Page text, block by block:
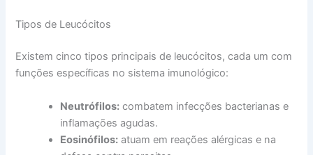
Tipos de Leucócitos
Existem cinco tipos principais de leucócitos, cada um com
funções específicas no sistema imunológico:
Neutrófilos: combatem infecções bacterianas e
inflamações agudas.
Eosinófilos: atuam em reações alérgicas e na